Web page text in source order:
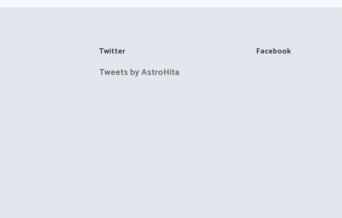
Twitter
Tweets by AstroHita
Facebook